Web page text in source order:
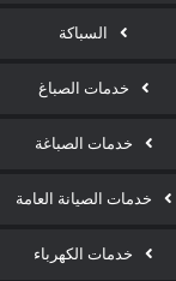
السباكة
خدمات الصباغ
خدمات الصباغة
خدمات الصيانة العامة
خدمات الكهرباء